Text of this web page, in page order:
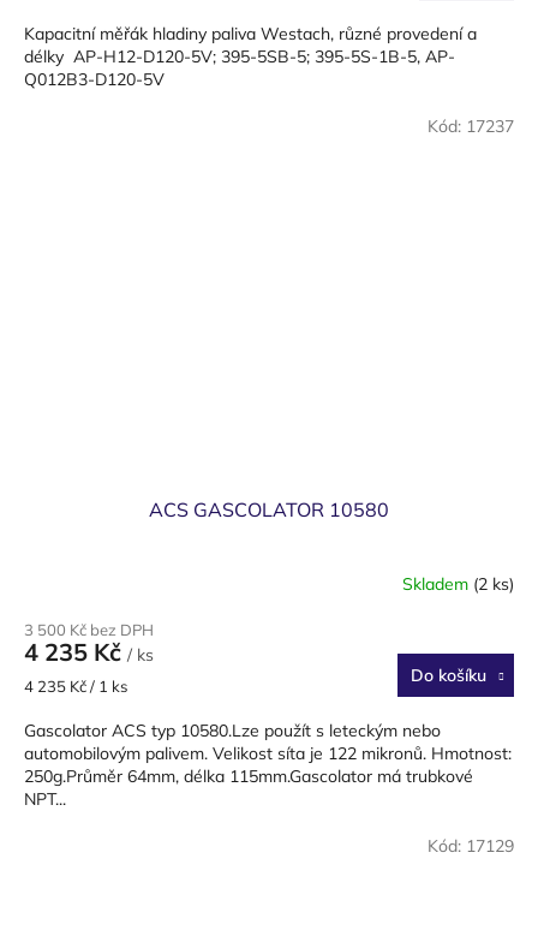
Kapacitní měřák hladiny paliva Westach, různé provedení a
délky AP-H12-D120-5V; 395-5SB-5; 395-5S-1B-5, AP-
Q012B3-D120-5V
ACS GASCOLATOR 10580
Skladem (2 ks)
3 500 Kč bez DPH
4 235 Kč / ks
Měrná
4 235 Kč / 1 ks Do košíku
Gascolator ACS typ 10580.Lze použít s leteckým nebo
automobilovým palivem. Velikost síta je 122 mikronů. Hmotnost:
250g.Průměr 64mm, délka 115mm.Gascolator má trubkové
NPT...
Kód: 17237
Kód: 17129